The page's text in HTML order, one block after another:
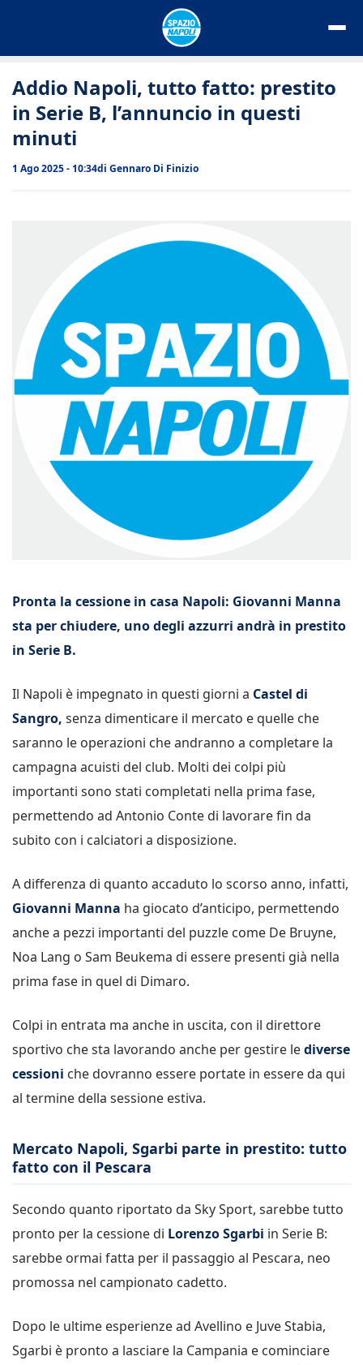
Addio Napoli, tutto fatto: prestito
in Serie B, l’annuncio in questi
minuti
1 Ago 2025 - 10:34di Gennaro Di Finizio
Pronta la cessione in casa Napoli: Giovanni Manna
sta per chiudere, uno degli azzurri andrà in prestito
in Serie B.
Il Napoli è impegnato in questi giorni a Castel di
Sangro, senza dimenticare il mercato e quelle che
saranno le operazioni che andranno a completare la
campagna acuisti del club. Molti dei colpi più
importanti sono stati completati nella prima fase,
permettendo ad Antonio Conte di lavorare fin da
subito con i calciatori a disposizione.
A differenza di quanto accaduto lo scorso anno, infatti,
Giovanni Manna ha giocato d’anticipo, permettendo
anche a pezzi importanti del puzzle come De Bruyne,
Noa Lang o Sam Beukema di essere presenti già nella
prima fase in quel di Dimaro.
Colpi in entrata ma anche in uscita, con il direttore
sportivo che sta lavorando anche per gestire lediverse
cessioni che dovranno essere portate in essere da qui
al termine della sessione estiva.
Mercato Napoli, Sgarbi parte in prestito: tutto
fatto con il Pescara
Secondo quanto riportato da Sky Sport, sarebbe tutto
pronto per la cessione di Lorenzo Sgarbi in Serie B:
sarebbe ormai fatta per il passaggio al Pescara, neo
promossa nel campionato cadetto.
Dopo le ultime esperienze ad Avellino e Juve Stabia,
Sgarbi è pronto a lasciare la Campania e cominciare